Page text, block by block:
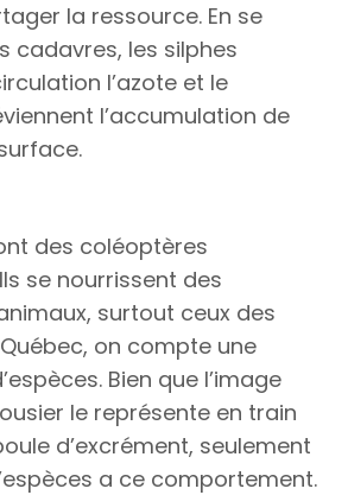
la ressource. En se
cadavres, les silphes
l’azote et le
l’accumulation de
des coléoptères
se nourrissent des
surtout ceux des
on compte une
Bien que l’image
le représente en train
d’excrément, seulement
a ce comportement.